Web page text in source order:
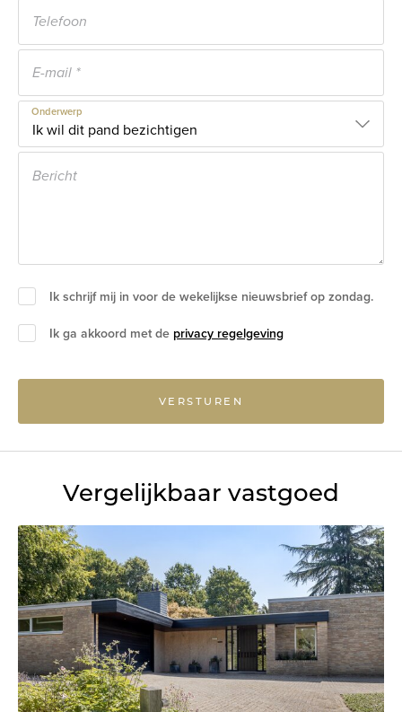
Onderwerp
Ik schrijf mij in voor de wekelijkse nieuwsbrief op zondag.
Ik ga akkoord met de privacy regelgeving
VERSTUREN
Vergelijkbaar vastgoed